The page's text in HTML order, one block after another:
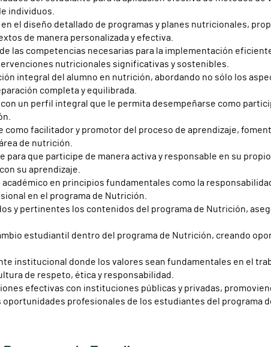
individuos.
en el diseño detallado de programas y planes nutricionales,
de manera personalizada y efectiva.
las competencias necesarias para la implementación
nutricionales significativas y sostenibles.
integral del alumno en nutrición, abordando no sólo los
completa y equilibrada.
un perfil integral que le permita desempeñarse como
como facilitador y promotor del proceso de aprendizaje,
de nutrición.
para que participe de manera activa y responsable en su
su aprendizaje.
en principios fundamentales como la
en el programa de Nutrición.
y pertinentes los contenidos del programa de Nutrición,
estudiantil dentro del programa de Nutrición, creando
institucional donde los valores sean fundamentales en el
de respeto, ética y responsabilidad.
efectivas con instituciones públicas y privadas,
oportunidades profesionales de los estudiantes del programa